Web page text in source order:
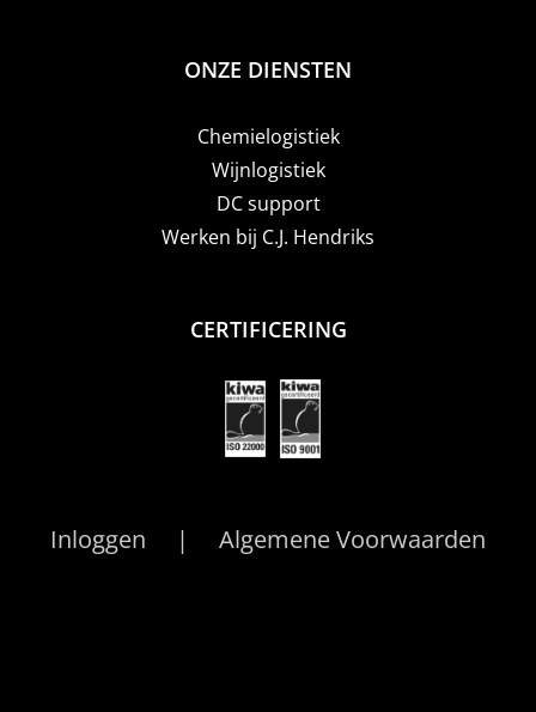
ONZE DIENSTEN
Chemielogistiek
Wijnlogistiek
DC support
Werken bij C.J. Hendriks
CERTIFICERING
Inloggen Algemene Voorwaarden